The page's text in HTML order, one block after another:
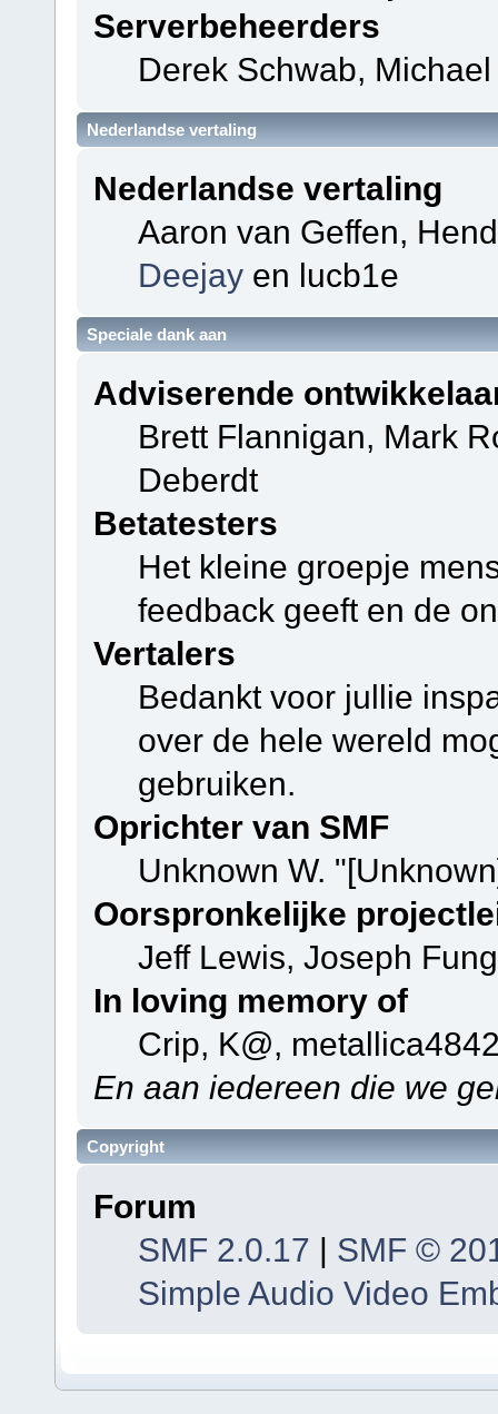
Serverbeheerders
Derek Schwab,
Nederlandse vertaling
Nederlandse vertaling
Aaron van Geffen,
Deejayen lucb1e
Speciale dank aan
Adviserende
Brett Flannigan, Mark
Deberdt
Betatesters
Het kleine groepje
feedback geeft en de
Vertalers
Bedankt voor jullie
over de hele wereld
gebruiken.
Oprichter van SMF
Unknown W.
Oorspronkelijke
Jeff Lewis, Joseph
In loving memory of
Crip, K@,
En aan iedereen die we
Copyright
Forum
SMF 2.0.17 | SMF ©
Simple Audio Video